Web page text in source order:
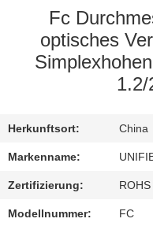
MIT
UNS
IN
VERBINDUNG
Fc
optisches
1.2/
Herkunftsort: China
Markenname:
Zertifizierung: ROHS
Modellnummer: FC